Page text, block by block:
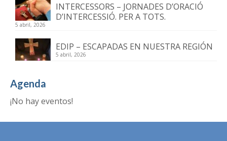
INTERCESSORS – JORNADES D’ORACIÓ
D’INTERCESSIÓ. PER A TOTS.
5 abril, 2026
EDIP – ESCAPADAS EN NUESTRA REGIÓN
5 abril, 2026
Agenda
¡No hay eventos!